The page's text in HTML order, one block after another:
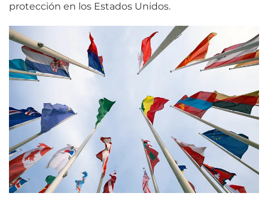
protección en los Estados Unidos.